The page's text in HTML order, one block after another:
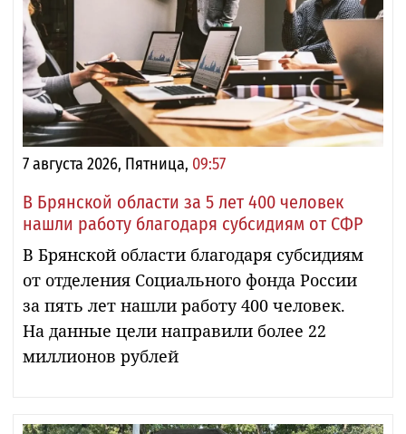
7 августа 2026, Пятница, 09:57
В Брянской области за 5 лет 400 человек
нашли работу благодаря субсидиям от СФР
В Брянской области благодаря субсидиям
от отделения Социального фонда России
за пять лет нашли работу 400 человек.
На данные цели направили более 22
миллионов рублей